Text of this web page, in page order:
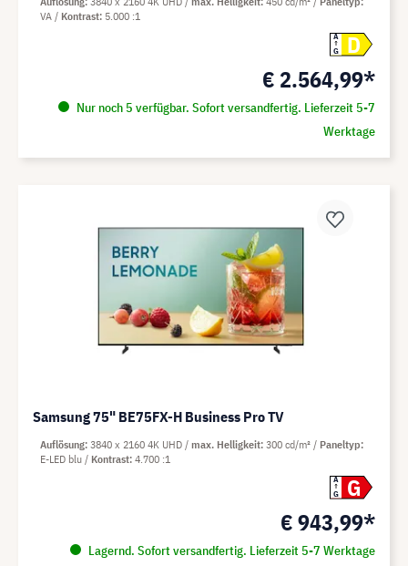
A
G
D
€ 2.564,99*
Nur noch 5 verfügbar. Sofort versandfertig. Lieferzeit 5-7
Werktage
VA
Kontrast 5.000 :1
Samsung 75" BE75FX-H Business Pro TV
A
G
G
€ 943,99*
Lagernd. Sofort versandfertig. Lieferzeit 5-7 Werktage
Auflösung 3840 x 2160 4K UHD max. Helligkeit 300 cd/m²
Paneltyp
E-LED blu
Kontrast 4.700 :1